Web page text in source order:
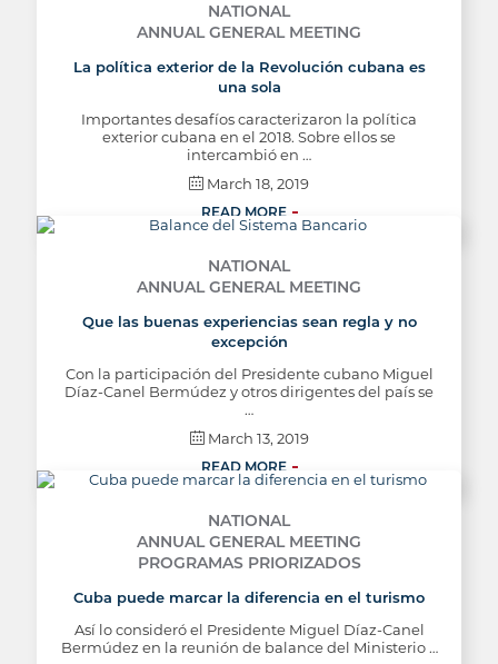
NATIONAL
ANNUAL GENERAL MEETING
La política exterior de la Revolución cubana es
una sola
Importantes desafíos caracterizaron la política
exterior cubana en el 2018. Sobre ellos se
intercambió en …
March 18, 2019
READ MORE
NATIONAL
ANNUAL GENERAL MEETING
Que las buenas experiencias sean regla y no
excepción
Con la participación del Presidente cubano Miguel
Díaz-Canel Bermúdez y otros dirigentes del país se
…
March 13, 2019
READ MORE
NATIONAL
ANNUAL GENERAL MEETING
PROGRAMAS PRIORIZADOS
Cuba puede marcar la diferencia en el turismo
Así lo consideró el Presidente Miguel Díaz-Canel
Bermúdez en la reunión de balance del Ministerio …